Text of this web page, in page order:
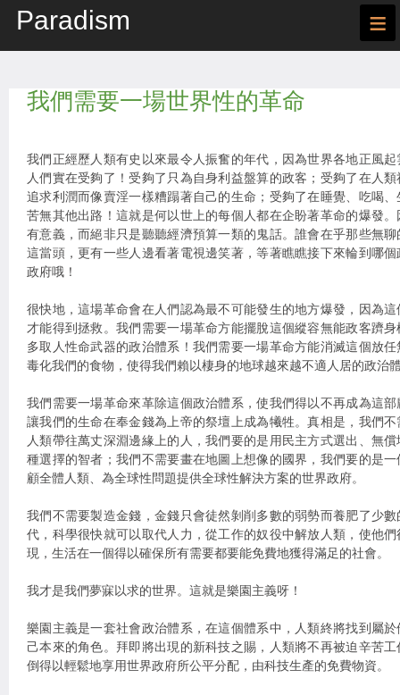
Paradism ≡
我們需要一場世界性的革命
我們正經歷人類有史以來最令人振奮的年代，因為世界各地正風
人們實在受夠了！受夠了只為自身利益盤算的政客；受夠了在人
追求利潤而像賣淫一樣糟蹋著自己的生命；受夠了在睡覺、吃喝
苦無其他出路！這就是何以世上的每個人都在企盼著革命的爆發
有意義，而絕非只是聽聽經濟預算一類的鬼話。誰會在乎那些無
這當頭，更有一些人邊看著電視邊笑著，等著瞧瞧接下來輪到哪
政府哦！
很快地，這場革命會在人們認為最不可能發生的地方爆發，因為
才能得到拯救。我們需要一場革命方能擺脫這個縱容無能政客躋
多取人性命武器的政治體系！我們需要一場革命方能消滅這個放
毒化我們的食物，使得我們賴以棲身的地球越來越不適人居的政治
我們需要一場革命來革除這個政治體系，使我們得以不再成為這
讓我們的生命在奉金錢為上帝的祭壇上成為犧牲。真相是，我們
人類帶往萬丈深淵邊緣上的人，我們要的是用民主方式選出、無
種選擇的智者；我們不需要畫在地圖上想像的國界，我們要的是
顧全體人類、為全球性問題提供全球性解決方案的世界政府。
我們不需要製造金錢，金錢只會徒然剝削多數的弱勢而養肥了少
代，科學很快就可以取代人力，從工作的奴役中解放人類，使他
現，生活在一個得以確保所有需要都要能免費地獲得滿足的社會。
我才是我們夢寐以求的世界。這就是樂園主義呀！
樂園主義是一套社會政治體系，在這個體系中，人類終將找到屬
己本來的角色。拜即將出現的新科技之賜，人類將不再被迫辛苦
倒得以輕鬆地享用世界政府所公平分配，由科技生產的免費物資。